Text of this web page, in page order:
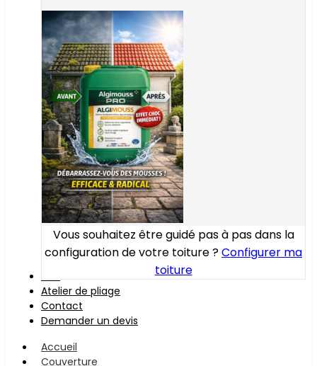
Vous souhaitez être guidé pas à pas dans la
configuration de votre toiture ?Configurer ma
toiture
Atelier de pliage
Contact
Demander un devis
Accueil
Couverture